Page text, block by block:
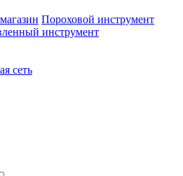
Пороховой инструмент
инструмент
сеть